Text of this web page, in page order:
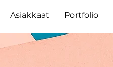
Asiakkaat Portfolio